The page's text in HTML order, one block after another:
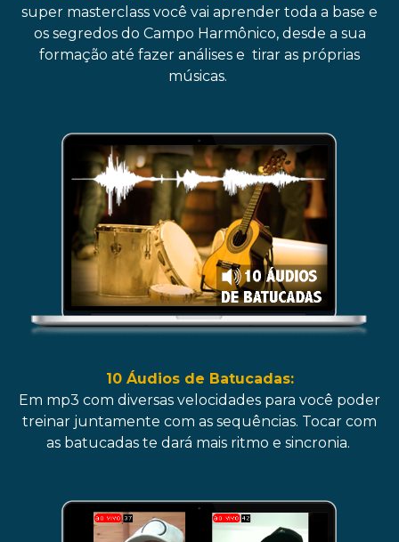
super masterclass você vai aprender toda a base e
os segredos do Campo Harmônico, desde a sua
formação até fazer análises e tirar as próprias
músicas.
10 Áudios de Batucadas:
Em mp3 com diversas velocidades para você poder
treinar juntamente com as sequências. Tocar com
as batucadas te dará mais ritmo e sincronia.